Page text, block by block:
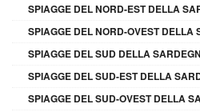
SPIAGGE DEL NORD-EST DELLA
SPIAGGE DEL NORD-OVEST DELLA
SPIAGGE DEL SUD DELLA
SPIAGGE DEL SUD-EST DELLA
SPIAGGE DEL SUD-OVEST DELLA